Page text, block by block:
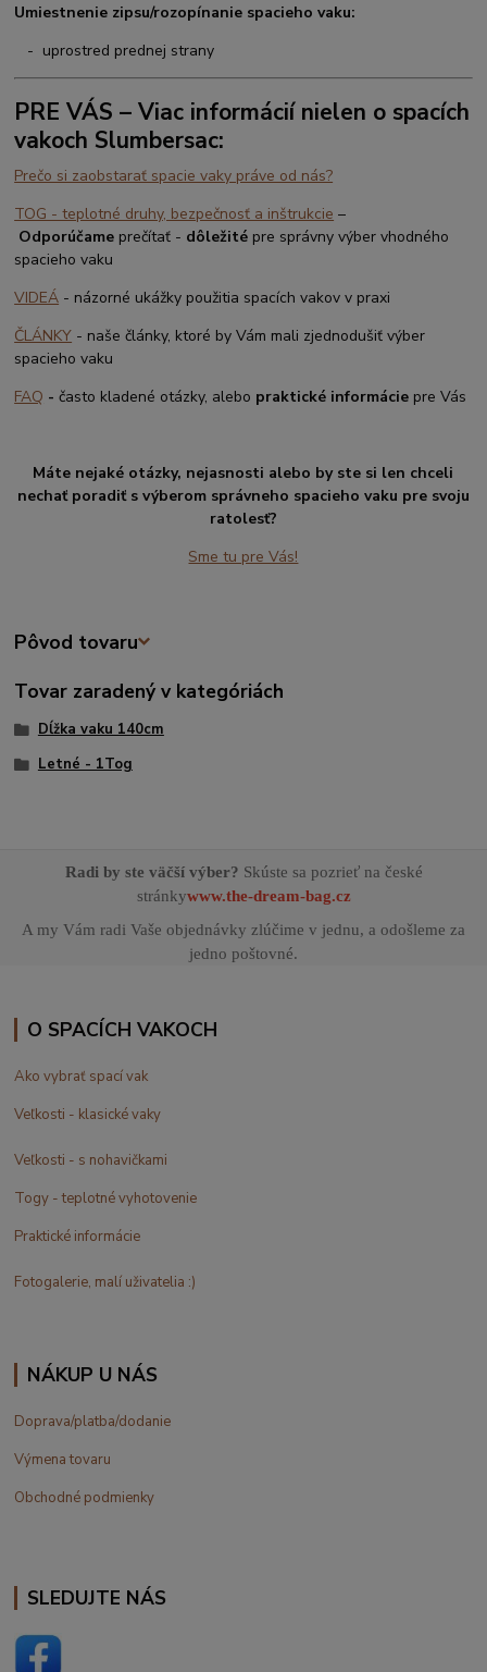
Umiestnenie zipsu/rozopínanie spacieho vaku:
- uprostred prednej strany
PRE VÁS – Viac informácií nielen o spacích
vakoch Slumbersac:
Prečo si zaobstarať spacie vaky práve od nás?
TOG - teplotné druhy, bezpečnosť a inštrukcie –
Odporúčame prečítať - dôležité pre správny výber vhodného
spacieho vaku
VIDEÁ - názorné ukážky použitia spacích vakov v praxi
ČLÁNKY - naše články, ktoré by Vám mali zjednodušiť výber
spacieho vaku
FAQ -často kladené otázky, alebo praktické informácie pre Vás
Máte nejaké otázky, nejasnosti alebo by ste si len chceli
nechať poradiť s výberom správneho spacieho vaku pre svoju
ratolesť?
Sme tu pre Vás!
Pôvod tovaru
Tovar zaradený v kategóriách
Dĺžka vaku 140cm
Letné - 1Tog
Radi by ste väčší výber? Skúste sa pozrieť na české
stránkywww.the-dream-bag.cz
A my Vám radi Vaše objednávky zlúčime v jednu, a odošleme za
jedno poštovné.
O SPACÍCH VAKOCH
Ako vybrať spací vak
Veľkosti - klasické vaky
Veľkosti - s nohavičkami
Togy - teplotné vyhotovenie
Praktické informácie
Fotogalerie, malí uživatelia :)
NÁKUP U NÁS
Doprava/platba/dodanie
Výmena tovaru
Obchodné podmienky
SLEDUJTE NÁS